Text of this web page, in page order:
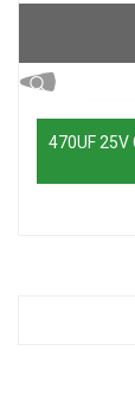
470UF 25V